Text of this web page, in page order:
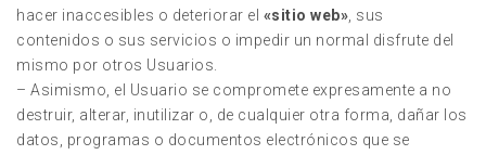
hacer inaccesibles o deteriorar el «sitio web» , sus
contenidos o sus servicios o impedir un normal disfrute del
mismo por otros Usuarios.
– Asimismo, el Usuario se compromete expresamente a no
destruir, alterar, inutilizar o, de cualquier otra forma, dañar los
datos, programas o documentos electrónicos que se